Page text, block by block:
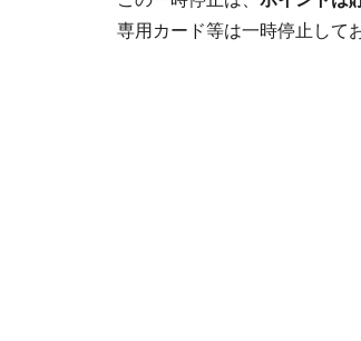
専用カード等は一時停止して